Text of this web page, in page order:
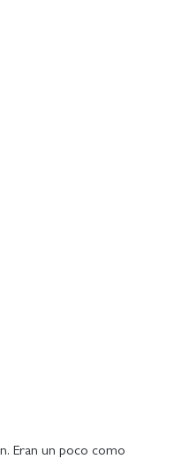
Eran un poco como